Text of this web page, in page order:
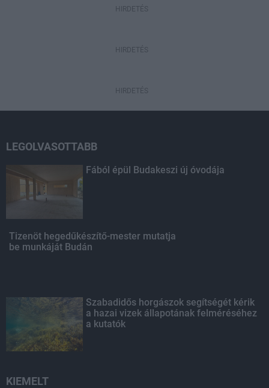
HIRDETÉS
HIRDETÉS
HIRDETÉS
LEGOLVASOTTABB
Fából épül Budakeszi új óvodája
Tizenöt hegedűkészítő-mester mutatja
be munkáját Budán
Szabadidős horgászok segítségét kérik
a hazai vizek állapotának felméréséhez
a kutatók
KIEMELT